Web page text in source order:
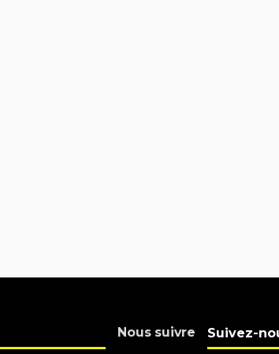
Nous suivre Suivez-